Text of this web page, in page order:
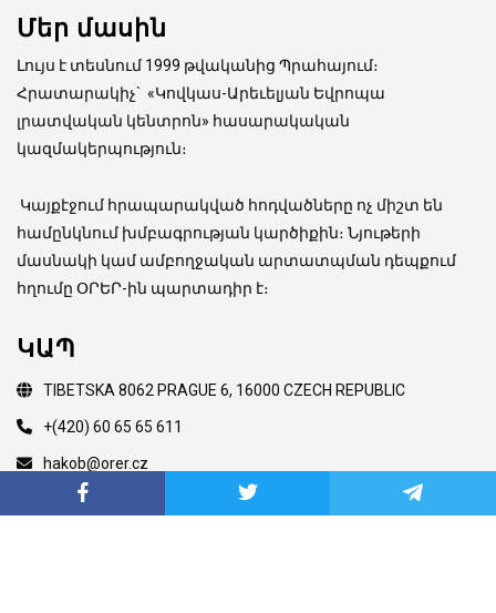
Մեր մասին
Լույս է տեսնում 1999 թվականից Պրահայում։
Հրատարակիչ` «Կովկաս-Արեւելյան Եվրոպա
լրատվական կենտրոն» հասարակական
կազմակերպություն։
Կայքէջում հրապարակված հոդվածները ոչ միշտ են
համընկնում խմբագրության կարծիքին։ Նյութերի
մասնակի կամ ամբողջական արտատպման դեպքում
հղումը ՕՐԵՐ-ին պարտադիր է։
ԿԱՊ
TIBETSKA 8062 PRAGUE 6, 16000 CZECH REPUBLIC
+(420) 60 65 65 611
hakob@orer.cz